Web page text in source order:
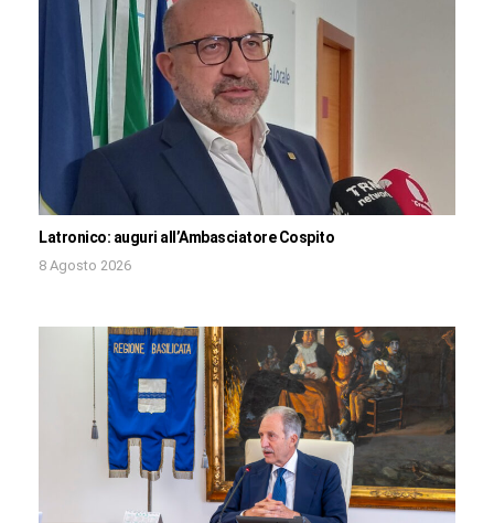
Latronico: auguri all’Ambasciatore Cospito
8 Agosto 2026